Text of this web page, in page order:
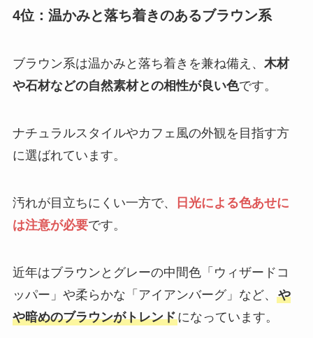
4位：温かみと落ち着きのあるブラウン系
ブラウン系は温かみと落ち着きを兼ね備え、 木材
や石材などの自然素材との相性が良い色です。
ナチュラルスタイルやカフェ風の外観を目指す方
に選ばれています。
汚れが目立ちにくい一方で、
日光による色あせに
は注意が必要です。
近年はブラウンとグレーの中間色「ウィザードコ
ッパー」や柔らかな「アイアンバーグ」など、 や
や暗めのブラウンがトレンドになっています。